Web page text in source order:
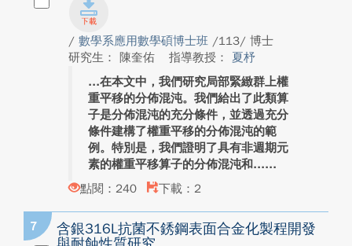
/ 數學系應用數學碩博士班 /113/ 博士
研究生： 陳奎佑
指導教授： 夏杼
在本文中，我們研究局部緊緻群上權
重平移的分佈混沌。我們給出了此類算
子是分佈混沌的充分條件，並透過充分
條件建構了權重平移的分佈混沌的範
例。特別是，我們證明了具有非週期元
素的權重平移算子的分佈混沌和...
點閱：240
下載：2
7
含銀316L抗菌不銹鋼表面合金化製程開發